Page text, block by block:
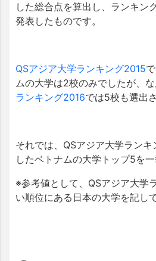
した総合点を算出し、ランキン
発表したものです。
QSアジア大学ランキング2015
ムの大学は2校のみでしたが、な
ランキング2016では5校も選出
それでは、QSアジア大学ラン
したベトナムの大学トップ5を一
※参考値として、QSアジア大学
い順位にある日本の大学を記し